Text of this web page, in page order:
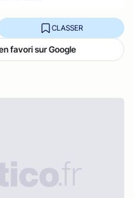
CLASSER
favori sur Google